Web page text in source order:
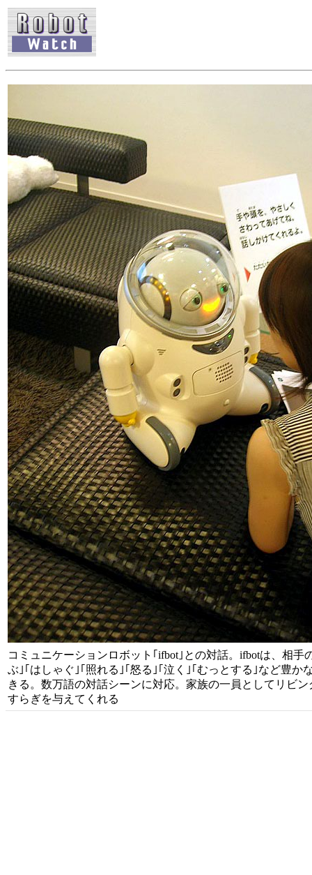
コミュニケーションロボット｢ifbot｣との対話。ifbotは、相手
ぶ｣｢はしゃぐ｣｢照れる｣｢怒る｣｢泣く｣｢むっとする｣など豊か
きる。数万語の対話シーンに対応。家族の一員としてリビ
すらぎを与えてくれる